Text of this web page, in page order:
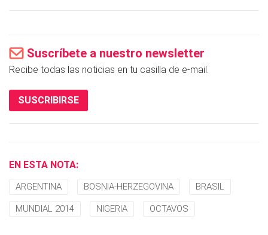
Suscríbete a nuestro newsletter
Recibe todas las noticias en tu casilla de e-mail.
SUSCRIBIRSE
EN ESTA NOTA:
ARGENTINA BOSNIA-HERZEGOVINA BRASIL
MUNDIAL 2014 NIGERIA OCTAVOS